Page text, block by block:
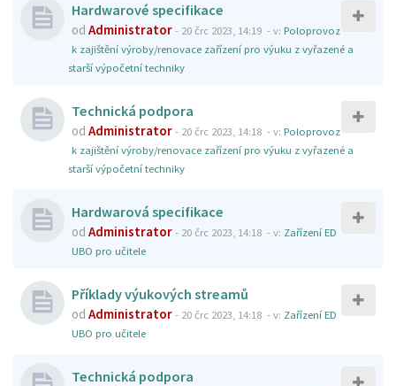
Hardwarové specifikace
od Administrator- 20 črc 2023, 14:19 - v: Poloprovoz
k zajištění výroby/renovace zařízení pro výuku z vyřazené a
starší výpočetní techniky
Technická podpora
od Administrator- 20 črc 2023, 14:18 - v: Poloprovoz
k zajištění výroby/renovace zařízení pro výuku z vyřazené a
starší výpočetní techniky
Hardwarová specifikace
od Administrator- 20 črc 2023, 14:18 - v: Zařízení ED
UBO pro učitele
Příklady výukových streamů
od Administrator- 20 črc 2023, 14:18 - v: Zařízení ED
UBO pro učitele
Technická podpora